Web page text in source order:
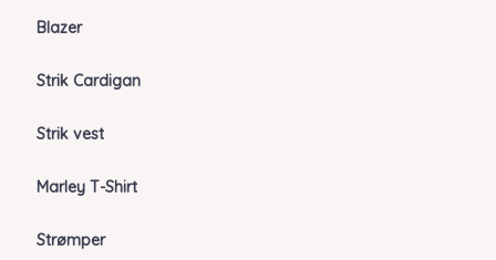
Blazer
Strik Cardigan
Strik vest
Marley T-Shirt
Strømper